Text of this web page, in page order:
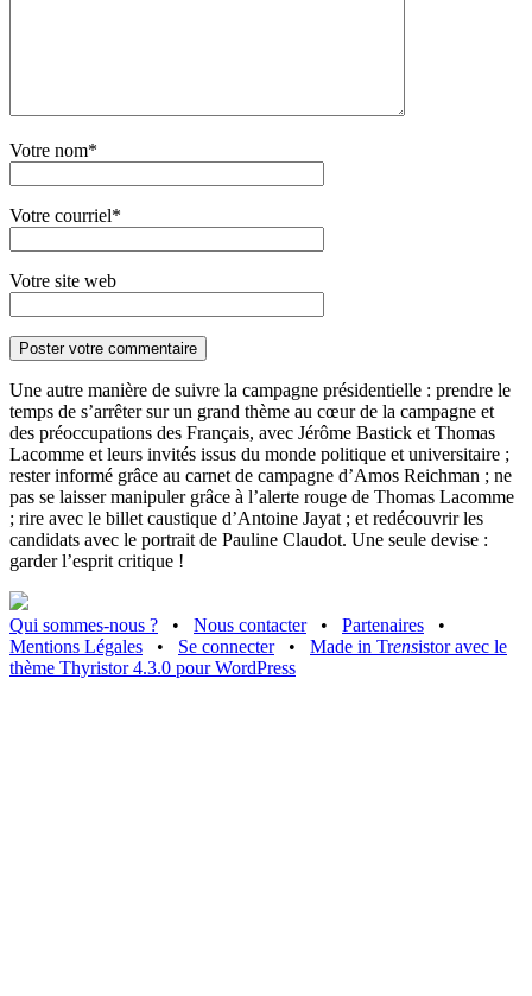
Votre nom*
Votre courriel*
Votre site web
Une autre manière de suivre la campagne présidentielle : prendre le
temps de s’arrêter sur un grand thème au cœur de la campagne et
des préoccupations des Français, avec Jérôme Bastick et Thomas
Lacomme et leurs invités issus du monde politique et universitaire ;
rester informé grâce au carnet de campagne d’Amos Reichman ; ne
pas se laisser manipuler grâce à l’alerte rouge de Thomas Lacomme
; rire avec le billet caustique d’Antoine Jayat ; et redécouvrir les
candidats avec le portrait de Pauline Claudot. Une seule devise :
garder l’esprit critique !
Qui sommes-nous ? • Nous contacter • Partenaires
•
Mentions Légales
• Se connecter • Made in Trensistor avec le
thème Thyristor 4.3.0 pour WordPress